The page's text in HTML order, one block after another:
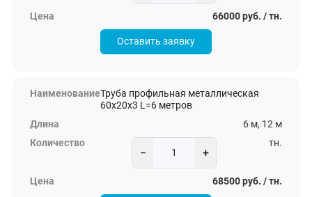
66000 руб. / тн.
Оставить заявку
Труба профильная металлическая
60х20х3 L=6 метров
6 м, 12 м
− +
тн.
68500 руб. / тн.